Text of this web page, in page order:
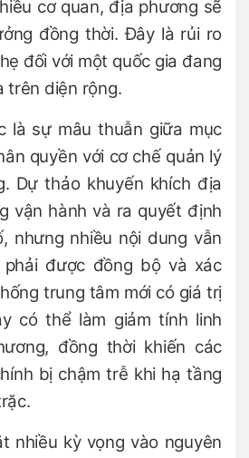
cơ quan, địa phương sẽ
đồng thời. Đây là rủi ro
đối với một quốc gia đang
trên diện rộng.
là sự mâu thuẫn giữa mục
quyền với cơ chế quản lý
Dự thảo khuyến khích địa
vận hành và ra quyết định
nhưng nhiều nội dung vẫn
được đồng bộ và xác
trung tâm mới có giá trị
có thể làm giảm tính linh
đồng thời khiến các
bị chậm trễ khi hạ tầng
nhiều kỳ vọng vào nguyên